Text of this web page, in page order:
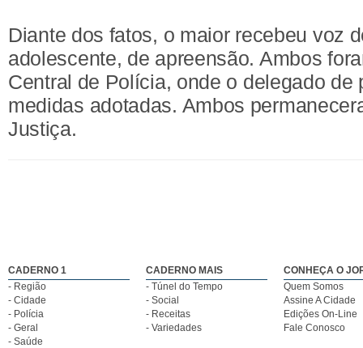
Diante dos fatos, o maior recebeu voz
adolescente, de apreensão. Ambos
Central de Polícia, onde o delegado de
medidas adotadas. Ambos
Justiça.
CADERNO 1
- Região
- Cidade
- Polícia
- Geral
- Saúde
CADERNO MAIS
- Túnel do Tempo
- Social
- Receitas
- Variedades
CONHEÇA O
Quem Somos
Assine A Cidade
Edições On-Line
Fale Conosco